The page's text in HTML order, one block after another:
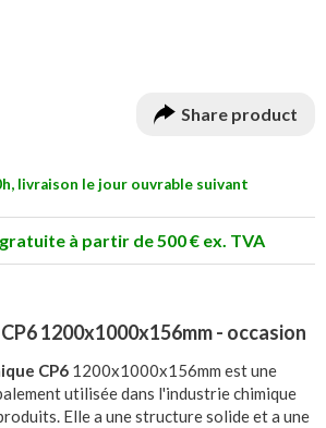
Share product
livraison le jour ouvrable suivant
à partir de 500 € ex. TVA
1200x1000x156mm - occasion
CP6 1200x1000x156mm est une
utilisée dans l'industrie chimique
Elle a une structure solide et a une